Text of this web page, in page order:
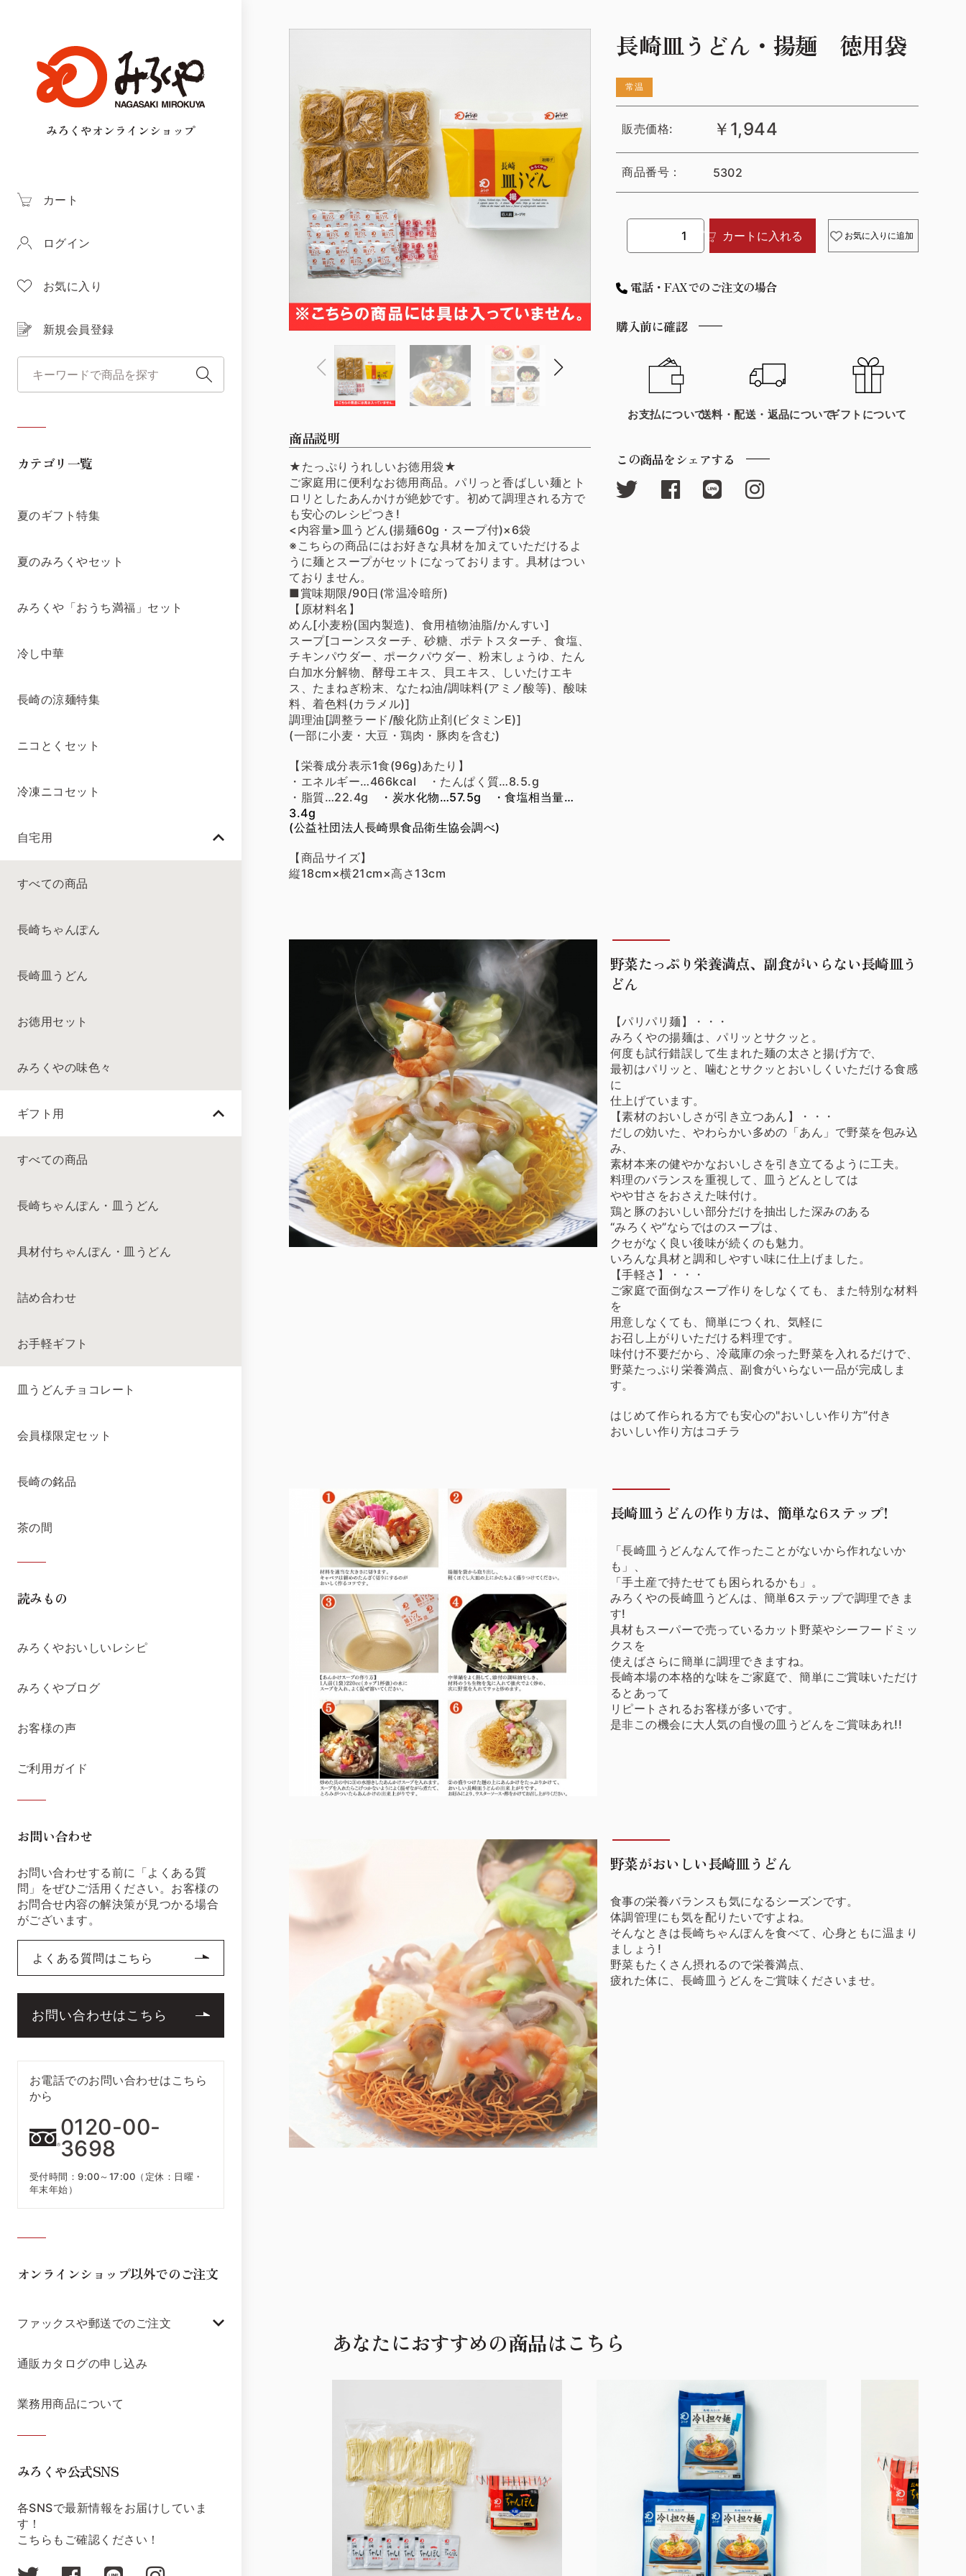
みろくやオンラインショップ
カート
ログイン
お気に入り
新規会員登録
カテゴリ一覧
夏のギフト特集
夏のみろくやセット
みろくや「おうち満福」セット
冷し中華
長崎の涼麺特集
ニコとくセット
冷凍ニコセット
自宅用
すべての商品
長崎ちゃんぽん
長崎皿うどん
お徳用セット
みろくやの味色々
ギフト用
すべての商品
長崎ちゃんぽん・皿うどん
具材付ちゃんぽん・皿うどん
詰め合わせ
お手軽ギフト
皿うどんチョコレート
会員様限定セット
長崎の銘品
茶の間
読みもの
みろくやおいしいレシピ
みろくやブログ
お客様の声
ご利用ガイド
お問い合わせ
お問い合わせする前に「よくある質
問」をぜひご活用ください。お客様の
お問合せ内容の解決策が見つかる場合
がございます。
よくある質問はこちら
お問い合わせはこちら
お電話でのお問い合わせはこちら
から
0120-00-
3698
受付時間：9:00～17:00（定休：日曜・
年末年始）
オンラインショップ以外でのご注文
ファックスや郵送でのご注文
通販カタログの申し込み
業務用商品について
みろくや公式SNS
各SNSで最新情報をお届けしていま
す！
こちらもご確認ください！
商品説明
★たっぷりうれしいお徳用袋★
ご家庭用に便利なお徳用商品。パリっと香ばしい麺とト
ロリとしたあんかけが絶妙です。初めて調理される方で
も安心のレシピつき!
<内容量>皿うどん(揚麺60g・スープ付)×6袋
※こちらの商品にはお好きな具材を加えていただけるよ
うに麺とスープがセットになっております。具材はつい
ておりません。
■賞味期限/90日(常温冷暗所)
【原材料名】
めん[小麦粉(国内製造)、食用植物油脂/かんすい]
スープ[コーンスターチ、砂糖、ポテトスターチ、食塩、
チキンパウダー、ポークパウダー、粉末しょうゆ、たん
白加水分解物、酵母エキス、貝エキス、しいたけエキ
ス、たまねぎ粉末、なたね油/調味料(アミノ酸等)、酸味
料、着色料(カラメル)]
調理油[調整ラード/酸化防止剤(ビタミンE)]
(一部に小麦・大豆・鶏肉・豚肉を含む)
【栄養成分表示1食(96g)あたり】
・エネルギー…466kcal ・たんぱく質…8.5.g
・脂質…22.4g
・炭水化物…57.5g
・食塩相当量…
3.4g
(公益社団法人長崎県食品衛生協会調べ)
【商品サイズ】
縦18cm×横21cm×高さ13cm
長崎皿うどん・揚麺 徳用袋
常温
販売価格: ￥1,944
商品番号： 5302
カートに入れる お気に入りに追加
電話・FAXでのご注文の場合
購入前に確認
お支払について送料・配送・返品についてギフトについて
この商品をシェアする
野菜たっぷり栄養満点、副食がいらない長崎皿う
どん
【パリパリ麺】・・・
みろくやの揚麺は、パリッとサクッと。
何度も試行錯誤して生まれた麺の太さと揚げ方で、
最初はパリッと、噛むとサクッとおいしくいただける食感
に
仕上げています。
【素材のおいしさが引き立つあん】・・・
だしの効いた、やわらかい多めの「あん」で野菜を包み込
み、
素材本来の健やかなおいしさを引き立てるように工夫。
料理のバランスを重視して、皿うどんとしては
やや甘さをおさえた味付け。
鶏と豚のおいしい部分だけを抽出した深みのある
“みろくや”ならではのスープは、
クセがなく良い後味が続くのも魅力。
いろんな具材と調和しやすい味に仕上げました。
【手軽さ】・・・
ご家庭で面倒なスープ作りをしなくても、また特別な材料
を
用意しなくても、簡単につくれ、気軽に
お召し上がりいただける料理です。
味付け不要だから、冷蔵庫の余った野菜を入れるだけで、
野菜たっぷり栄養満点、副食がいらない一品が完成しま
す。
はじめて作られる方でも安心の"おいしい作り方”付き
おいしい作り方はコチラ
長崎皿うどんの作り方は、簡単な6ステップ!
「長崎皿うどんなんて作ったことがないから作れないか
も」、
「手土産で持たせても困られるかも」。
みろくやの長崎皿うどんは、簡単6ステップで調理できま
す!
具材もスーパーで売っているカット野菜やシーフードミッ
クスを
使えばさらに簡単に調理できますね。
長崎本場の本格的な味をご家庭で、簡単にご賞味いただけ
るとあって
リピートされるお客様が多いです。
是非この機会に大人気の自慢の皿うどんをご賞味あれ!!
野菜がおいしい長崎皿うどん
食事の栄養バランスも気になるシーズンです。
体調管理にも気を配りたいですよね。
そんなときは長崎ちゃんぽんを食べて、心身ともに温まり
ましょう!
野菜もたくさん摂れるので栄養満点、
疲れた体に、長崎皿うどんをご賞味くださいませ。
あなたにおすすめの商品はこちら